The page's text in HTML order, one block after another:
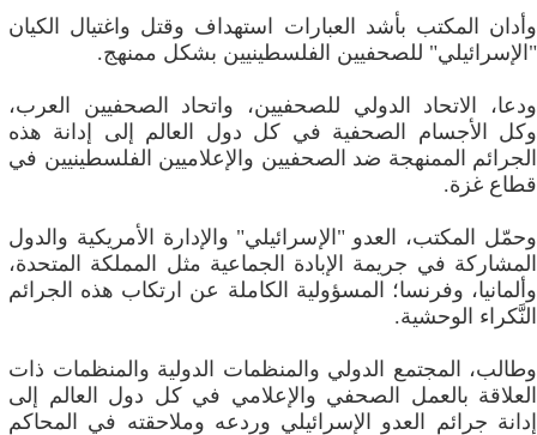
وأدان المكتب بأشد العبارات استهداف وقتل واغتيال الكيان
"الإسرائيلي" للصحفيين الفلسطينيين بشكل ممنهج.
ودعا، الاتحاد الدولي للصحفيين، واتحاد الصحفيين العرب،
وكل الأجسام الصحفية في كل دول العالم إلى إدانة هذه
الجرائم الممنهجة ضد الصحفيين والإعلاميين الفلسطينيين في
قطاع غزة.
وحمّل المكتب، العدو "الإسرائيلي" والإدارة الأمريكية والدول
المشاركة في جريمة الإبادة الجماعية مثل المملكة المتحدة،
وألمانيا، وفرنسا؛ المسؤولية الكاملة عن ارتكاب هذه الجرائم
النَّكراء الوحشية.
وطالب، المجتمع الدولي والمنظمات الدولية والمنظمات ذات
العلاقة بالعمل الصحفي والإعلامي في كل دول العالم إلى
إدانة جرائم العدو الإسرائيلي وردعه وملاحقته في المحاكم